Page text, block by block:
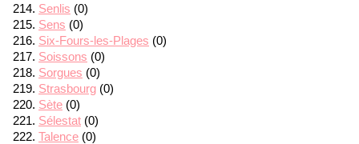
Senlis (0)
Sens (0)
Six-Fours-les-Plages (0)
Soissons (0)
Sorgues (0)
Strasbourg (0)
Sète (0)
Sélestat (0)
Talence (0)